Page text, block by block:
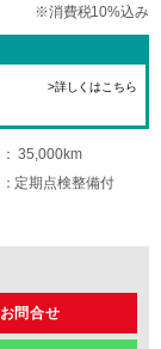
※消費税10%込み
>詳しくはこちら
35,000km
定期点検整備付
お問合せ